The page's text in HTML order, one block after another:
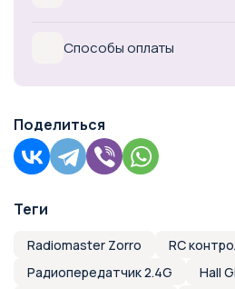
Способы оплаты
Поделиться
Теги
Radiomaster Zorro
RC
Радиопередатчик 2.4G
Hall